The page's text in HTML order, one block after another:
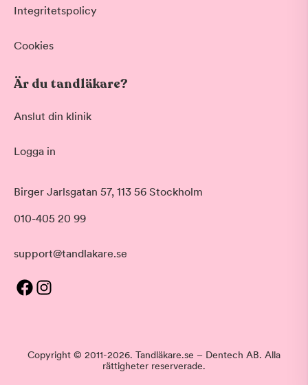
Integritetspolicy
Cookies
Är du tandläkare?
Anslut din klinik
Logga in
Birger Jarlsgatan 57, 113 56 Stockholm
010-405 20 99
support@tandlakare.se
Copyright © 2011-2026. Tandläkare.se – Dentech AB. Alla
rättigheter reserverade.